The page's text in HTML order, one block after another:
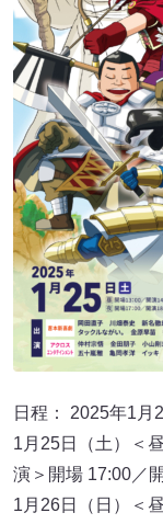
日程： 2025年1月
1月25日（土）＜
演＞開場 17:00／
1月26日（日）＜